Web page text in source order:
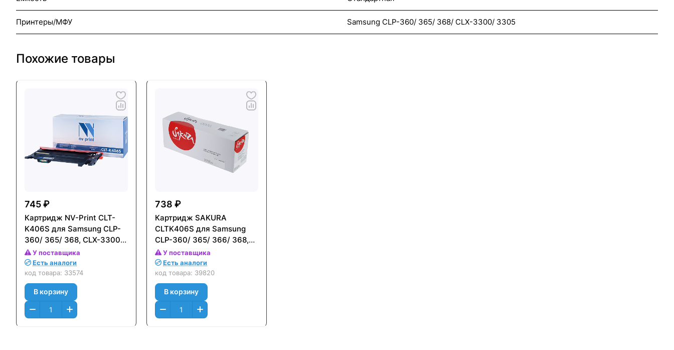
Принтеры/МФУ Samsung CLP-360/ 365/ 368/ CLX-3300/ 3305
Похожие товары
745 ₽
Картридж NV-Print CLT-
K406S для Samsung CLP-
360/ 365/ 368, CLX-3300/
3305 (1500стр.) Черный
(Black)
У поставщика
Есть аналоги
код товара: 33574
В корзину
738 ₽
Картридж SAKURA
CLTK406S для Samsung
CLP-360/ 365/ 366/ 368,
CLX-3300/ 3305/ 3306/
3186/ 318 Черный (Black)
(1500 к.)
У поставщика
Есть аналоги
код товара: 39820
В корзину